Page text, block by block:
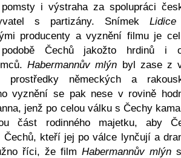
i výstraha za spolupráci
s partizány. Snímek Lidice
producenty a vyznění filmu je
Čechů jakožto hrdinů i
Habermannův mlýn byl zase z
prostředky německých a
vyznění se pak nese v rovině
jenž po celou válku s Čechy
část rodinného majetku, aby
Čechů, kteří jej po válce lynčují a
říci, že film Habermannův mlýn